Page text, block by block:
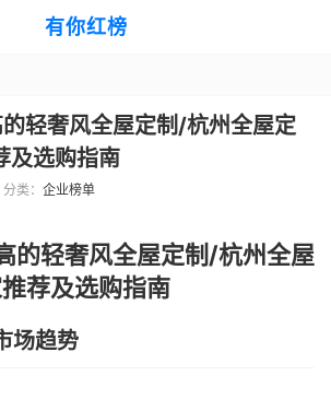
有你红榜
轻奢风全屋定制/杭州全屋定
及选购指南
分类： 企业榜单
的轻奢风全屋定制/杭州全屋
荐及选购指南
场趋势